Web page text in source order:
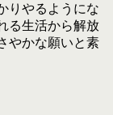
りやるようにな
る生活から解放
やかな願いと素